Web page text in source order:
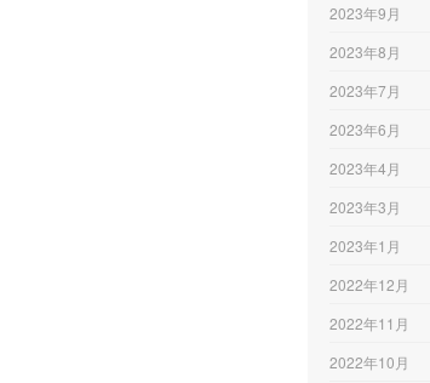
2023年9月
2023年8月
2023年7月
2023年6月
2023年4月
2023年3月
2023年1月
2022年12月
2022年11月
2022年10月